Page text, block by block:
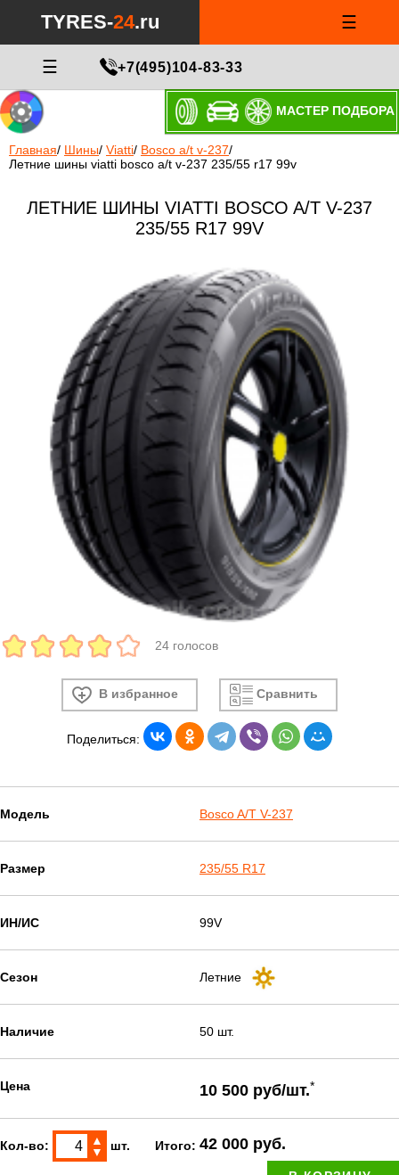
TYRES-24.ru ☰
☰ +7(495)104-83-33
МАСТЕР ПОДБОРА
Главная/ Шины/ Viatti/ Bosco a/t v-237/
Летние шины viatti bosco a/t v-237 235/55 r17 99v
ЛЕТНИЕ ШИНЫ VIATTI BOSCO A/T V-237
235/55 R17 99V
24 голосов
В избранное Сравнить
Поделиться:
Модель Bosco A/T V-237
Размер 235/55 R17
ИН/ИС 99V
Сезон Летние
Наличие 50 шт.
Цена 10 500 руб/шт.*
Кол-во:
▲
▼
шт. Итого: 42 000 руб.